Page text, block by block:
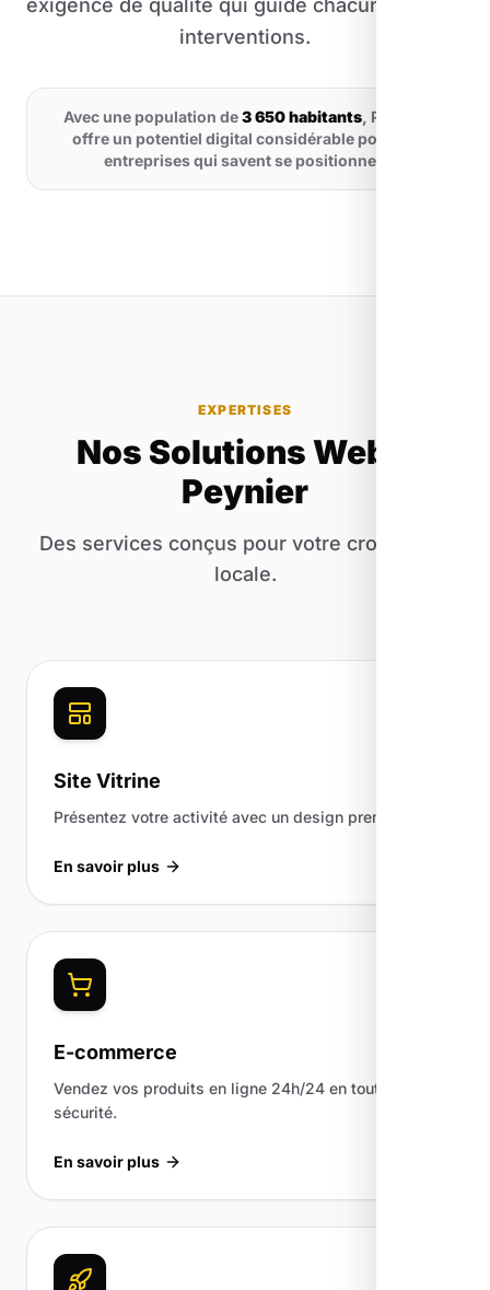
exigence de qualité qui guide chacune de nos
interventions.
Avec une population de3 650 habitants, Peynier
offre un potentiel digital considérable pour les
entreprises qui savent se positionner.
EXPERTISES
Nos Solutions Web à
Peynier
Des services conçus pour votre croissance
locale.
Site Vitrine
Présentez votre activité avec un design premium.
En savoir plus
E-commerce
Vendez vos produits en ligne 24h/24 en toute
sécurité.
En savoir plus